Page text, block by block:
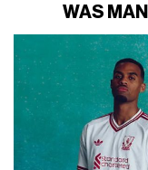
WAS